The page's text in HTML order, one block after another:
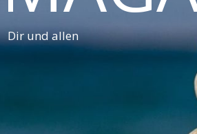
Dir und allen